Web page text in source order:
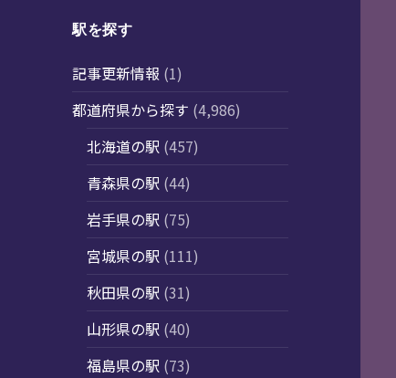
駅を探す
記事更新情報 (1)
都道府県から探す (4,986)
北海道の駅 (457)
青森県の駅 (44)
岩手県の駅 (75)
宮城県の駅 (111)
秋田県の駅 (31)
山形県の駅 (40)
福島県の駅 (73)